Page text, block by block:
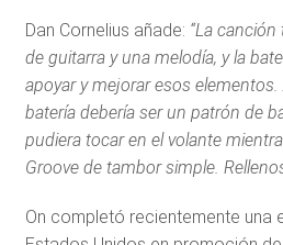
Dan Cornelius añade: “La
de guitarra y una melodía, y la
apoyar y mejorar esos
batería debería ser un patrón de
pudiera tocar en el volante
Groove de tambor simple.
On completó recientemente una